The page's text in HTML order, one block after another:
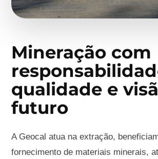
Mineração com
qualidade e
futuro
A Geocal atua na extração,
fornecimento de materiais minerais,